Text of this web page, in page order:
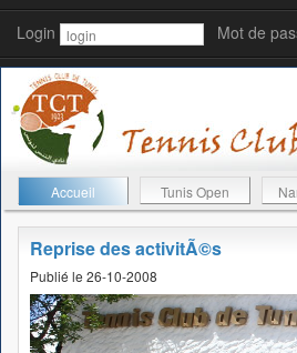
Login Mot de
Accueil Tunis Open
Reprise des activitÃ©s
Publié le 26-10-2008